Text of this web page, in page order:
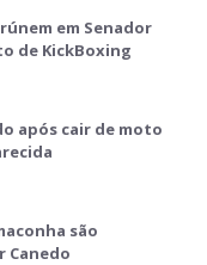
em Senador
de KickBoxing
após cair de moto
são
Canedo